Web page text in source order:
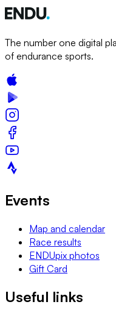
The number one digital
of endurance sports.
Events
Map and calendar
Race results
ENDUpix photos
Gift Card
Useful links